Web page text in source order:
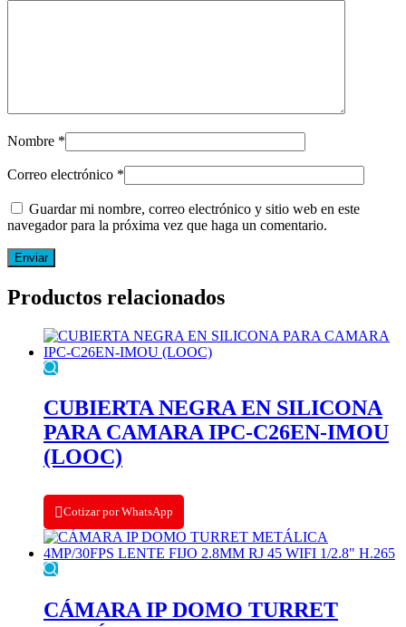
Nombre *
Correo electrónico *
Guardar mi nombre, correo electrónico y sitio web en este
navegador para la próxima vez que haga un comentario.
Productos relacionados
CUBIERTA NEGRA EN SILICONA
PARA CAMARA IPC-C26EN-IMOU
(LOOC)
Cotizar por WhatsApp
CÁMARA IP DOMO TURRET